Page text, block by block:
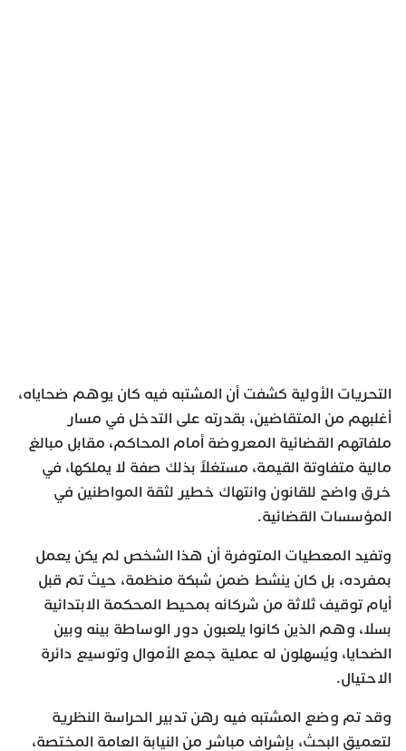
التحريات الأولية كشفت أن المشتبه فيه كان يوهم ضحاياه،
أغلبهم من المتقاضين، بقدرته على التدخل في مسار
ملفاتهم القضائية المعروضة أمام المحاكم، مقابل مبالغ
مالية متفاوتة القيمة، مستغلاً بذلك صفة لا يملكها، في
خرق واضح للقانون وانتهاك خطير لثقة المواطنين في
المؤسسات القضائية.
وتفيد المعطيات المتوفرة أن هذا الشخص لم يكن يعمل
بمفرده، بل كان ينشط ضمن شبكة منظمة، حيث تم قبل
أيام توقيف ثلاثة من شركائه بمحيط المحكمة الابتدائية
بسلا، وهم الذين كانوا يلعبون دور الوساطة بينه وبين
الضحايا، ويُسهلون له عملية جمع الأموال وتوسيع دائرة
الاحتيال.
وقد تم وضع المشتبه فيه رهن تدبير الحراسة النظرية
لتعميق البحث، بإشراف مباشر من النيابة العامة المختصة،